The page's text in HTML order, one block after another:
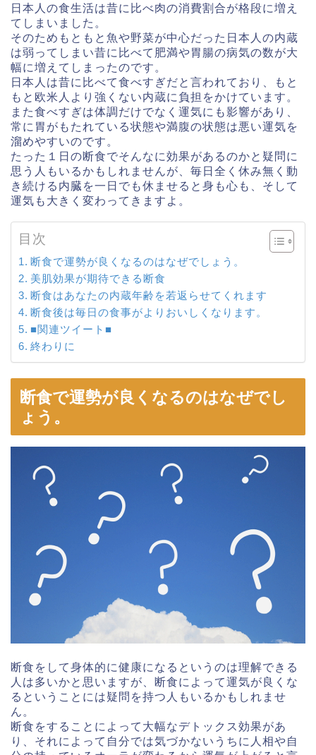
日本人の食生活は昔に比べ肉の消費割合が格段に増え
てしまいました。
そのためもともと魚や野菜が中心だった日本人の内蔵
は弱ってしまい昔に比べて肥満や胃腸の病気の数が大
幅に増えてしまったのです。
日本人は昔に比べて食べすぎだと言われており、もと
もと欧米人より強くない内蔵に負担をかけています。
また食べすぎは体調だけでなく運気にも影響があり、
常に胃がもたれている状態や満腹の状態は悪い運気を
溜めやすいのです。
たった１日の断食でそんなに効果があるのかと疑問に
思う人もいるかもしれませんが、毎日全く休み無く動
き続ける内臓を一日でも休ませると身も心も、そして
運気も大きく変わってきますよ。
目次
断食で運勢が良くなるのはなぜでしょう。
美肌効果が期待できる断食
断食はあなたの内蔵年齢を若返らせてくれます
断食後は毎日の食事がよりおいしくなります。
■関連ツイート■
終わりに
断食で運勢が良くなるのはなぜでし
ょう。
断食をして身体的に健康になるというのは理解できる
人は多いかと思いますが、断食によって運気が良くな
るということには疑問を持つ人もいるかもしれませ
ん。
断食をすることによって大幅なデトックス効果があ
り、それによって自分では気づかないうちに人相や自